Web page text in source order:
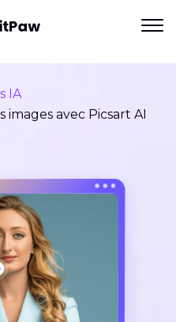
IA
avec Picsart AI